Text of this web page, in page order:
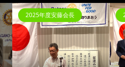
2025年度安藤会長